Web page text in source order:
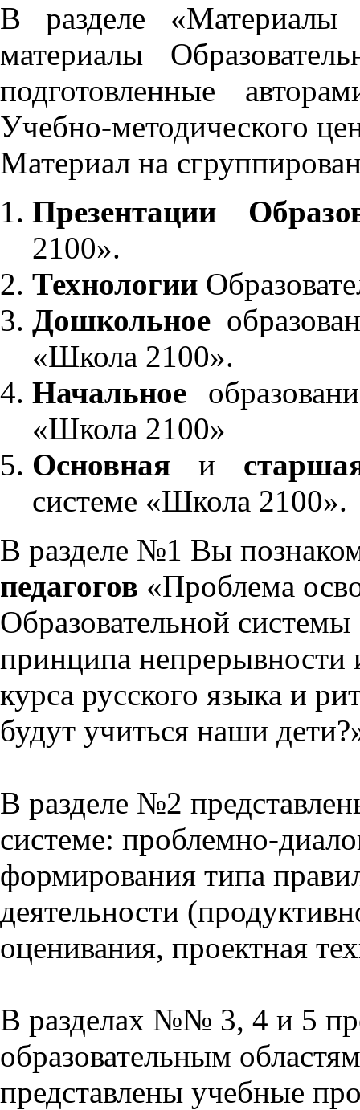
В разделе «Материалы
материалы
подготовленные
Учебно-методического
Материал на
Презентации
2100».
Технологии
Дошкольное
«Школа 2100».
Начальное
«Школа 2100»
Основнаяи
системе «Школа 2100».
В разделе №1 Вы
педагогов «Проблема
Образовательной
принципа непрерывности
курса русского языка и
будут учиться наши
В разделе №2
системе: проблемно-
формирования типа
деятельности
оценивания, проектная
В разделах №№ 3, 4 и 5
образовательным
представлены учебные